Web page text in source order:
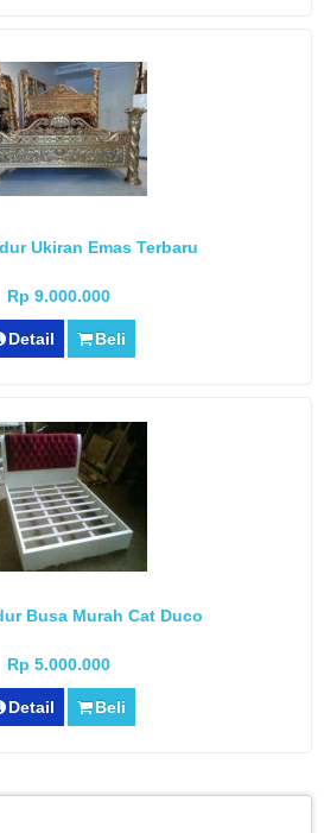
Ukiran Emas Terbaru
Rp 9.000.000
Detail Beli
Busa Murah Cat Duco
Rp 5.000.000
Detail Beli